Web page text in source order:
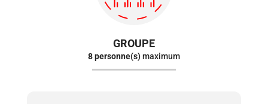
GROUPE
8 personne(s)maximum